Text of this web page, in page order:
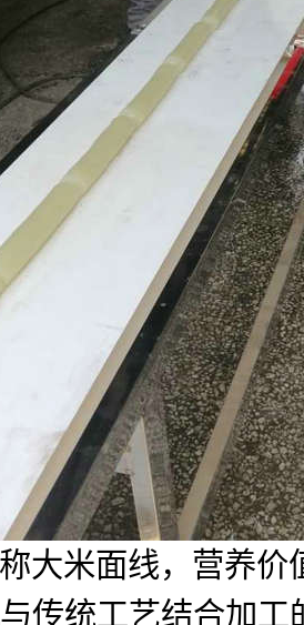
大米面线，营养
传统工艺结合加